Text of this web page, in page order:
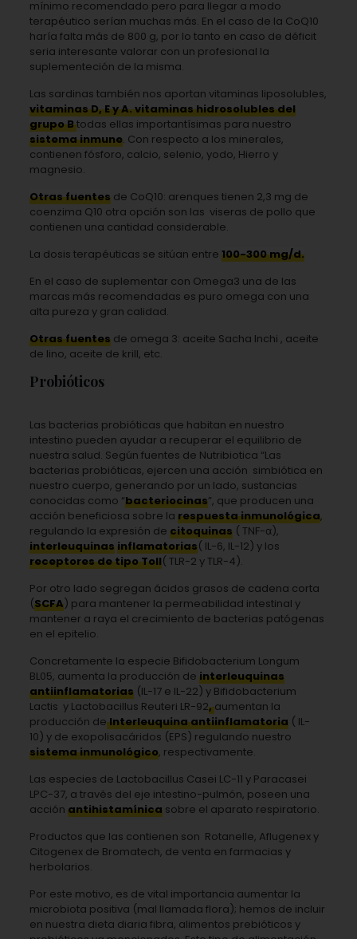
mínimo recomendado pero para llegar a modo
terapéutico serían muchas más. En el caso de la CoQ10
haría falta más de 800 g, por lo tanto en caso de déficit
seria interesante valorar con un profesional la
suplementeción de la misma.
Las sardinas también nos aportan vitaminas liposolubles,
vitaminas D, E y A. vitaminas hidrosolubles del
grupo Btodas ellas importantísimas para nuestro
sistema inmune. Con respecto a los minerales,
contienen fósforo, calcio, selenio, yodo, Hierro y
magnesio.
Otras fuentesde CoQ10: arenques tienen 2,3 mg de
coenzima Q10 otra opción son las viseras de pollo que
contienen una cantidad considerable.
La dosis terapéuticas se sitúan entre 100-300 mg/d.
En el caso de suplementar con Omega3 una de las
marcas más recomendadas es puro omega con una
alta pureza y gran calidad.
Otras fuentesde omega 3: aceite Sacha Inchi , aceite
de lino, aceite de krill, etc.
Probióticos
Las bacterias probióticas que habitan en nuestro
intestino pueden ayudar a recuperar el equilibrio de
nuestra salud. Según fuentes de Nutribiotica “Las
bacterias probióticas, ejercen una acción simbiótica en
nuestro cuerpo, generando por un lado, sustancias
conocidas como “bacteriocinas”, que producen una
acción beneficiosa sobre la respuesta inmunológica,
regulando la expresión de citoquinas( TNF-α),
interleuquinasinflamatorias( IL-6, IL-12) y los
receptores de tipo Toll( TLR-2 y TLR-4).
Por otro lado segregan ácidos grasos de cadena corta
(SCFA) para mantener la permeabilidad intestinal y
mantener a raya el crecimiento de bacterias patógenas
en el epitelio.
Concretamente la especie Bifidobacterium Longum
BL05, aumenta la producción de interleuquinas
antiinflamatorias(IL-17 e IL-22) y Bifidobacterium
Lactis y Lactobacillus Reuteri LR-92,aumentan la
producción deInterleuquina antiinflamatoria( IL-
10) y de exopolisacáridos (EPS) regulando nuestro
sistema inmunológico, respectivamente.
Las especies de Lactobacillus Casei LC-11 y Paracasei
LPC-37, a través del eje intestino-pulmón, poseen una
acción antihistamínicasobre el aparato respiratorio.
Productos que las contienen son Rotanelle, Aflugenex y
Citogenex de Bromatech, de venta en farmacias y
herbolarios.
Por este motivo, es de vital importancia aumentar la
microbiota positiva (mal llamada flora); hemos de incluir
en nuestra dieta diaria fibra, alimentos prebióticos y